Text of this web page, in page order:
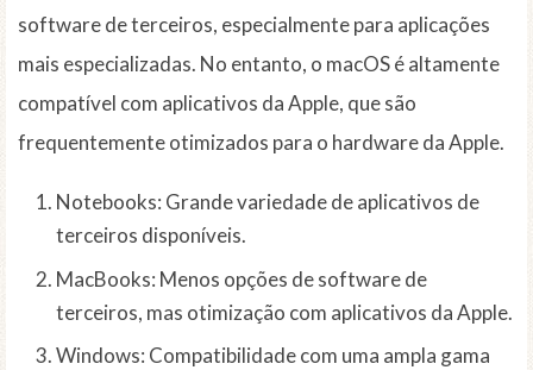
software de terceiros, especialmente para aplicações
mais especializadas. No entanto, o macOS é altamente
compatível com aplicativos da Apple, que são
frequentemente otimizados para o hardware da Apple.
Notebooks: Grande variedade de aplicativos de
terceiros disponíveis.
MacBooks: Menos opções de software de
terceiros, mas otimização com aplicativos da Apple.
Windows: Compatibilidade com uma ampla gama